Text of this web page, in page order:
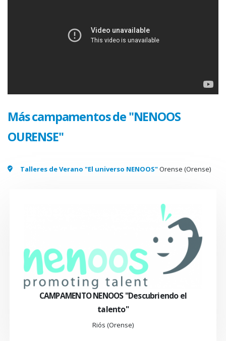
Más campamentos de "NENOOS
OURENSE"
Talleres de Verano "El universo NENOOS"Orense (Orense)
CAMPAMENTO NENOOS "Descubriendo el
talento"
Riós (Orense)